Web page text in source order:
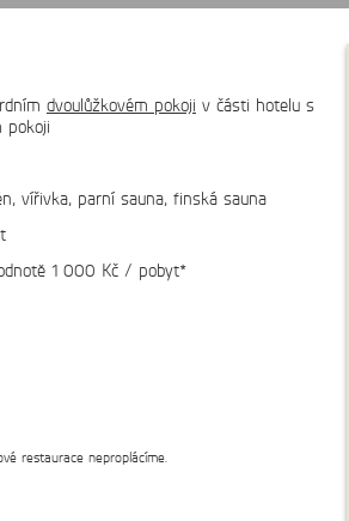
5 350 Kč/os.
dvoulůžkovém pokoji v části hotelu s
pokoji
vířivka, parní sauna, finská sauna
1 000 Kč / pobyt*
restaurace neproplácíme.